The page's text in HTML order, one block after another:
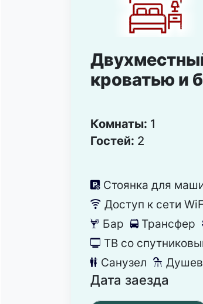
кроватью и
Комнаты: 1
Гостей: 2
냧 Стоянка для
뀄 Доступ к сети
끝 Бар 눣 Трансфер
넎 ТВ со
댃 Санузел 댴
Дата заезда